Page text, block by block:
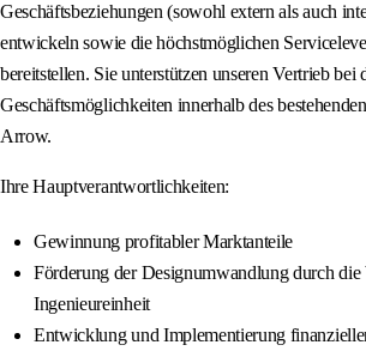
Geschäftsbeziehungen (sowohl extern als auch
entwickeln sowie die höchstmöglichen
bereitstellen. Sie unterstützen unseren Vertrieb bei
Geschäftsmöglichkeiten innerhalb des
Arrow.
Ihre Hauptverantwortlichkeiten:
Gewinnung profitabler Marktanteile
Förderung der Designumwandlung durch die
Ingenieureinheit
Entwicklung und Implementierung